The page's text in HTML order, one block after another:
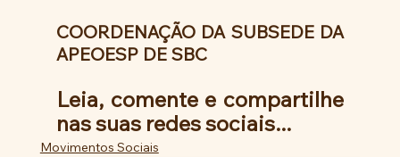
COORDENAÇÃO DA SUBSEDE DA
APEOESP DE SBC
Leia, comente e compartilhe
nas suas redes sociais...
Movimentos Sociais